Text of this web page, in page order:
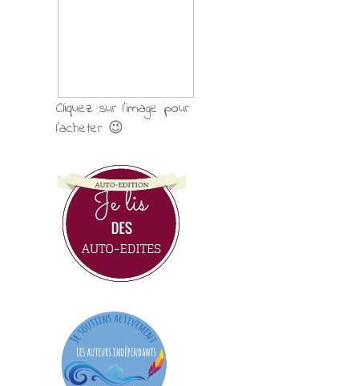
Cliquez sur l'image pour
l'acheter 😉